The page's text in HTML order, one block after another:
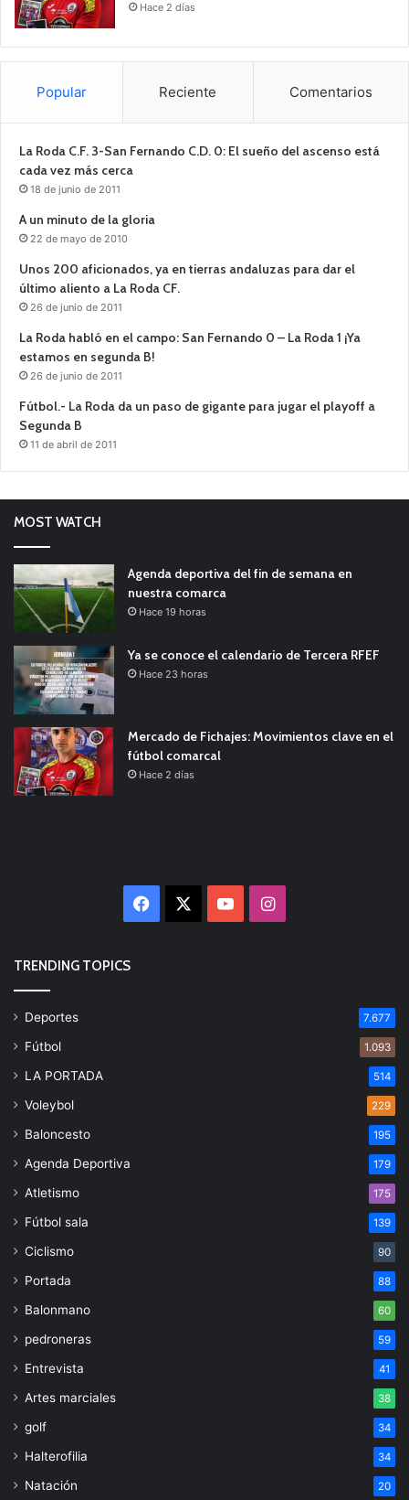
Hace 2 días
Popular Reciente Comentarios
La Roda C.F. 3-San Fernando C.D. 0: El sueño del ascenso está
cada vez más cerca
18 de junio de 2011
A un minuto de la gloria
22 de mayo de 2010
Unos 200 aficionados, ya en tierras andaluzas para dar el
último aliento a La Roda CF.
26 de junio de 2011
La Roda habló en el campo: San Fernando 0 – La Roda 1 ¡Ya
estamos en segunda B!
26 de junio de 2011
Fútbol.- La Roda da un paso de gigante para jugar el playoff a
Segunda B
11 de abril de 2011
MOST WATCH
Agenda deportiva del fin de semana en
nuestra comarca
Hace 19 horas
Ya se conoce el calendario de Tercera RFEF
Hace 23 horas
Mercado de Fichajes: Movimientos clave en el
fútbol comarcal
Hace 2 días
Facebook YouTubeInstagram
TRENDING TOPICS
Deportes 7.677
Fútbol 1.093
LA PORTADA 514
Voleybol 229
Baloncesto 195
Agenda Deportiva 179
Atletismo 175
Fútbol sala 139
Ciclismo 90
Portada 88
Balonmano 60
pedroneras 59
Entrevista 41
Artes marciales 38
golf 34
Halterofilia 34
Natación 20